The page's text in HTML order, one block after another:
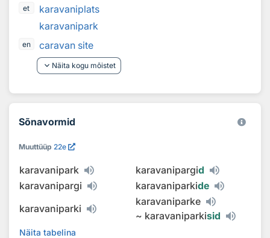
et
karavaniplats
karavanipark
en
caravan site
keyboard_arrow_down Näita kogu mõistet
Sõnavormid
Muuttüüp 22e
karavanipark karavanipargid
karavanipargi
karavaniparkide
karavaniparki
karavaniparke
~ karavaniparkisid
Näita tabelina